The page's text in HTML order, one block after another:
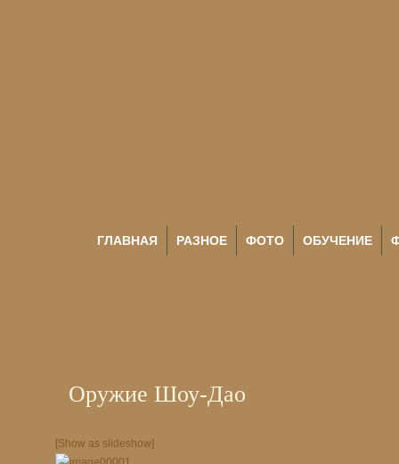
ГЛАВНАЯ РАЗНОЕ ФОТО ОБУЧЕНИЕ
Оружие Шоу-Дао
[Show as slideshow]